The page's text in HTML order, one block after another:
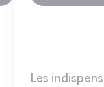
Les